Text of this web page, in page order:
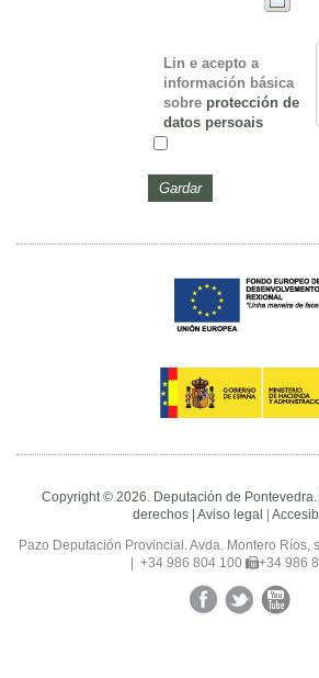
Lin e acepto a
información básica
sobre protección de
datos persoais
Copyright © 2026. Deputación de
derechos | Aviso legal |
Pazo Deputación Provincial. Avda. Montero Ríos,
| +34 986 804 100
+34 986
FacebookTwitter